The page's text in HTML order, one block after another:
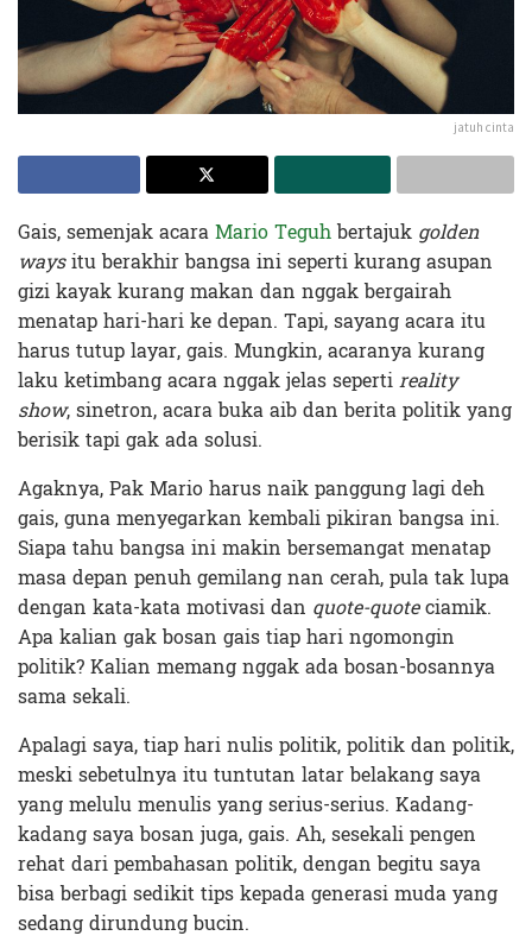
jatuh cinta
Gais, semenjak acaraMario Teguhbertajuk golden
waysitu berakhir bangsa ini seperti kurang asupan
gizi kayak kurang makan dan nggak bergairah
menatap hari-hari ke depan. Tapi, sayang acara itu
harus tutup layar, gais. Mungkin, acaranya kurang
laku ketimbang acara nggak jelas sepertireality
show, sinetron, acara buka aib dan berita politik yang
berisik tapi gak ada solusi.
Agaknya, Pak Mario harus naik panggung lagi deh
gais, guna menyegarkan kembali pikiran bangsa ini.
Siapa tahu bangsa ini makin bersemangat menatap
masa depan penuh gemilang nan cerah, pula tak lupa
dengan kata-kata motivasi dan quote-quoteciamik.
Apa kalian gak bosan gais tiap hari ngomongin
politik? Kalian memang nggak ada bosan-bosannya
sama sekali.
Apalagi saya, tiap hari nulis politik, politik dan politik,
meski sebetulnya itu tuntutan latar belakang saya
yang melulu menulis yang serius-serius. Kadang-
kadang saya bosan juga, gais. Ah, sesekali pengen
rehat dari pembahasan politik, dengan begitu saya
bisa berbagi sedikit tips kepada generasi muda yang
sedang dirundung bucin.